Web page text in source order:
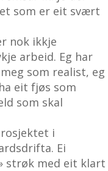
som er eit svært
nok ikkje
arbeid. Eg har
som realist, eg
eit fjøs som
som skal
i
Ei
strøk med eit klart